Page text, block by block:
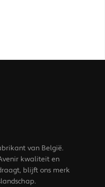
van België.
kwaliteit en
blijft ons merk